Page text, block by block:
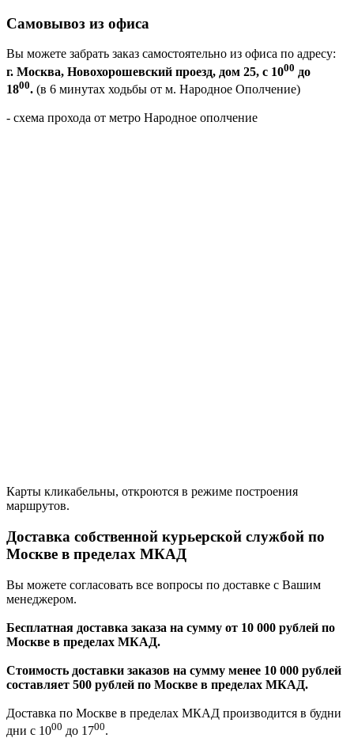
Самовывоз из офиса
Вы можете забрать заказ самостоятельно из офиса по адресу:
г. Москва, Новохорошевский проезд, дом 25, с 1000 до
1800. (в 6 минутах ходьбы от м. Народное Ополчение)
- схема прохода от метро Народное ополчение
Карты кликабельны, откроются в режиме построения
маршрутов.
Доставка собственной курьерской службой по
Москве в пределах МКАД
Вы можете согласовать все вопросы по доставке с Вашим
менеджером.
Бесплатная доставка заказа на сумму от 10 000 рублей по
Москве в пределах МКАД.
Стоимость доставки заказов на сумму менее 10 000 рублей
составляет 500 рублей по Москве в пределах МКАД.
Доставка по Москве в пределах МКАД производится в будни
дни с 1000 до 1700.